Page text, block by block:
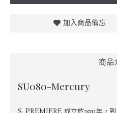
加入商品備忘
商品
SU080-Mercury